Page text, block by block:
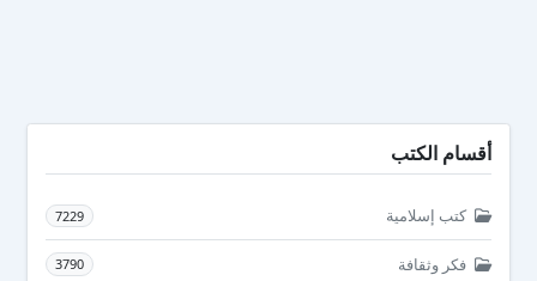
أقسام الكتب
كتب إسلامية 7229
فكر وثقافة 3790